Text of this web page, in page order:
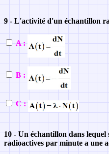
9 - L'activité d'un échantillon
A :
B :
C :
10 - Un échantillon dans
radioactives par minute a une